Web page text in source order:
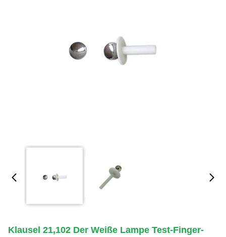
Klausel 21,102 Der Weiße Lampe Test-Finger-